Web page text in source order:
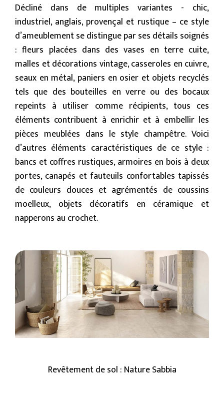
Décliné dans de multiples variantes - chic,
industriel, anglais, provençal et rustique – ce style
d’ameublement se distingue par ses détails soignés
: fleurs placées dans des vases en terre cuite,
malles et décorations vintage, casseroles en cuivre,
seaux en métal, paniers en osier et objets recyclés
tels que des bouteilles en verre ou des bocaux
repeints à utiliser comme récipients, tous ces
éléments contribuent à enrichir et à embellir les
pièces meublées dans le style champêtre. Voici
d’autres éléments caractéristiques de ce style :
bancs et coffres rustiques, armoires en bois à deux
portes, canapés et fauteuils confortables tapissés
de couleurs douces et agrémentés de coussins
moelleux, objets décoratifs en céramique et
napperons au crochet.
Revêtement de sol : Nature Sabbia